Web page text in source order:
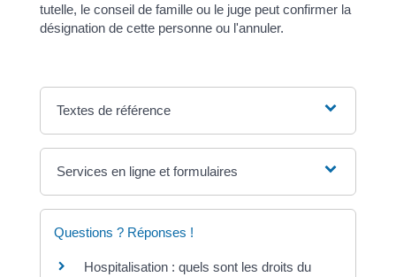
tutelle, le conseil de famille ou le juge peut confirmer la
désignation de cette personne ou l'annuler.
Textes de référence
Services en ligne et formulaires
Questions ? Réponses !
Hospitalisation : quels sont les droits du